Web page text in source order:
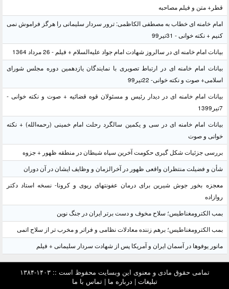
قطر+ متن و فیلم مصاحبه
امام خامنه ای خطاب به مصطفی الکاظمی: ترور سردار سلیمانی را هرگز فراموش نمی
کنیم + نکته خوانی - 31تیر99
بیانات امام خامنه ای در سالروز شهادت امام جواد علیه‌السلام + فیلم - 26 مرداد 1364
بیانات امام خامنه ای در ارتباط تصویری با نمایندگان یازدهمین دوره مجلس شورای
اسلامی+ صوت و نکته خوانی- 22تیر99
بیانات امام خامنه ای در دیدار رئیس و مسئولان قوه قضائیه + صوت و نکته خوانی -
7تیر1399
بیانات امام خامنه ای در سی و یکمین سالگرد رحلت امام خمینی (رحمه‌الله) + نکته
خوانی و صوت
بررسی جزئیات شکل گیری حکومت آخرین سپاه شیطان در منطقه ظهور + جزوه
شأن و فضیلت منتظران واقعی ظهور در آخرالزمان و وظایف ایشان در آن دوران
معجزه بخور جوش شیرین برای درمان عفونتهای ریوی و کرونا- نسخه استاد دکتر
روازاده
بمب الکترومغناطیس؛ سلاح مخوف و دست برتر ایران در جنگ نوین
بمب الکترومغناطیس؛ برهم زننده معادلات نظامی و فراتر و مخرب تر از سلاح اتمی
مانور یوفوها در آسمان ایران و آمریکا پس از شهادت سردار سلیمانی + فیلم
تمامی حقوق مادی و معنوی این وبسایت محفوظ است :: ۱۴۰۳-۱۳۸۴
تبلیغات | درباره ما |تماس با ما